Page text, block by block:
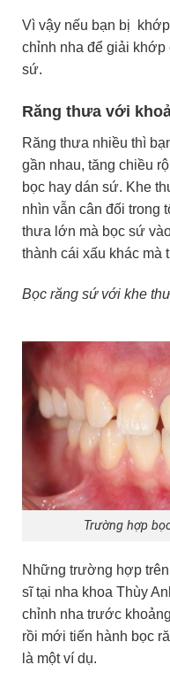
Vì vậy nếu bạn bị
chỉnh nha để giải
sứ.
Răng thưa với
Răng thưa nhiều thì
gần nhau, tăng chiều
bọc hay dán sứ. Khe
nhìn vẫn cân đối trong
thưa lớn mà bọc sứ
thành cái xấu khác mà
Bọc răng sứ với khe
Trường hợp
Những trường hợp
sĩ tại nha khoa Thùy
chỉnh nha trước
rồi mới tiến hành bọc
là một ví dụ.